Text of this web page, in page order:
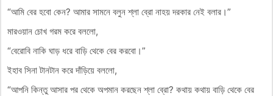
“আমি বের হবো কেন? আমার সামনে বলুন শ্লা ব্রো নাহয় দরকার নেই বলার।”
মারওয়ান চোখ গরম করে বললো,
“বেরোবি নাকি ঘাড় ধরে বাড়ি থেকে বের করবো।”
ইহাব সিনা টানটান করে দাঁড়িয়ে বললো,
“আপনি কিন্তু আসার পর থেকে অপমান করছেন শ্লা ব্রো? কথায় কথায় বাড়ি থেকে বের